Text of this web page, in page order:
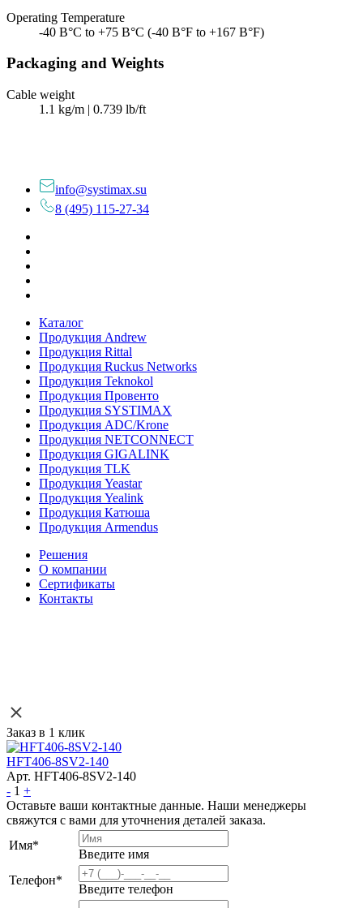
Operating Temperature
-40 В°C to +75 В°C (-40 В°F to +167 В°F)
Packaging and Weights
Cable weight
1.1 kg/m | 0.739 lb/ft
info@systimax.su
8 (495) 115-27-34
Каталог
Продукция Andrew
Продукция Rittal
Продукция Ruckus Networks
Продукция Teknokol
Продукция Провенто
Продукция SYSTIMAX
Продукция ADC/Krone
Продукция NETCONNECT
Продукция GIGALINK
Продукция TLK
Продукция Yeastar
Продукция Yealink
Продукция Катюша
Продукция Armendus
Решения
О компании
Сертификаты
Контакты
Заказ в 1 клик
HFT406-8SV2-140
Арт. HFT406-8SV2-140
- 1 +
Оставьте ваши контактные данные. Наши менеджеры
свяжутся с вами для уточнения деталей заказа.
Имя*
Введите имя
Телефон*
Введите телефон